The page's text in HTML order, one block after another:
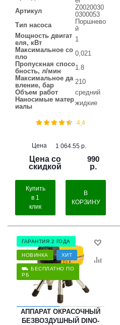
Артикул
Z0020030
0300053
Тип насоса
Поршнево
й
Мощность двигат
еля, кВт
1
Максимальное со
пло
0,021
Пропускная спосо
бность, л/мин
1.8
Максимальное да
вление, бар
210
Объем работ
средний
Наносимые матер
иалы
жидкие
4,4
Цена 1 064.55р.
Цена со
скидкой
990
р.
Купить
в 1
клик
В
КОРЗИНУ
ГАРАНТИЯ 2 ГОДА
НОВИНКА ХИТ
⛟ БЕСПЛАТНО ПО
РБ
АППАРАТ ОКРАСОЧНЫЙ
БЕЗВОЗДУШНЫЙ DINO-